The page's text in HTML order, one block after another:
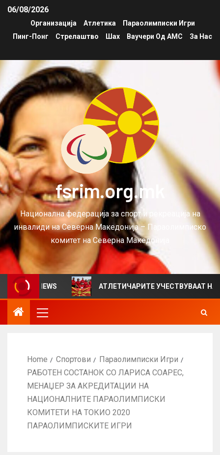
06/08/2026
Организација Атлетика
Параолимписки Игри
Пинг-Понг
Стрелаштво Шах Ваучери Од АМС За Нас
fsrim.org.mk
Национална федерација за спорт и рекреација на
инвалиди на Северна Македонија – Параолимписко
комитет на Северна Македонија
VIEWS АТЛЕТИЧАРИТЕ УЧЕСТВУВААТ НА
Home Спортови
Параолимписки Игри
РАБОТЕН СОСТАНОК СО ЛАРИСА СОАРЕС,
МЕНАЏЕР ЗА АКРЕДИТАЦИИ НА
НАЦИОНАЛНИТЕ ПАРАОЛИМПИСКИ
КОМИТЕТИ НА ТОКИО 2020
ПАРАОЛИМПИСКИТЕ ИГРИ